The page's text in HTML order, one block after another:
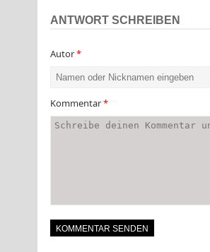
ANTWORT SCHREIBEN
Autor*
Kommentar*